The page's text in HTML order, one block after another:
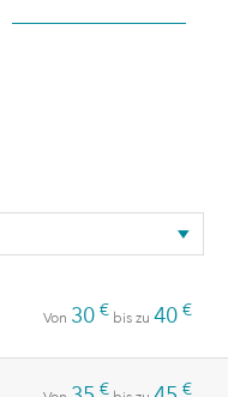
Von 30 € bis zu 40 €
€ €